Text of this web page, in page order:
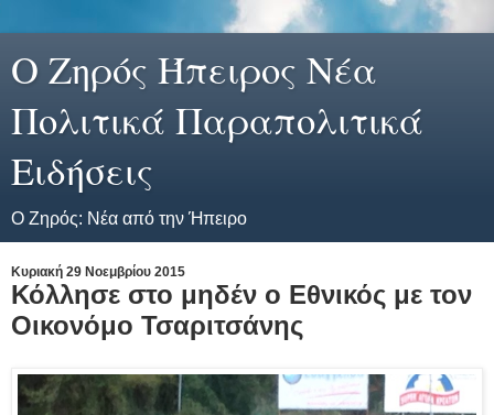
Ο Ζηρός Ήπειρος Νέα
Πολιτικά Παραπολιτικά
Ειδήσεις
Ο Ζηρός: Νέα από την Ήπειρο
Κυριακή 29 Νοεμβρίου 2015
Κόλλησε στο μηδέν ο Εθνικός με τον
Οικονόμο Τσαριτσάνης